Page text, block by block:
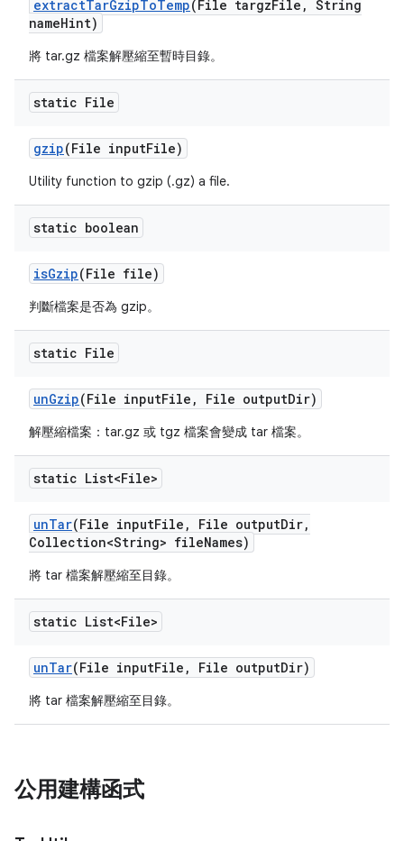
extractTarGzipToTemp(File targzFile , String
nameHint)
將 tar.gz 檔案解壓縮至暫時目錄。
static File
gzip(File inputFile)
Utility function to gzip (.gz) a file.
static boolean
isGzip(File file)
判斷檔案是否為 gzip。
static File
unGzip(File inputFile , File outputDir)
解壓縮檔案：tar.gz 或 tgz 檔案會變成 tar 檔案。
static List<File>
unTar(File inputFile , File outputDir,
Collection<String> fileNames)
將 tar 檔案解壓縮至目錄。
static List<File>
unTar(File inputFile , File outputDir)
將 tar 檔案解壓縮至目錄。
公用建構函式